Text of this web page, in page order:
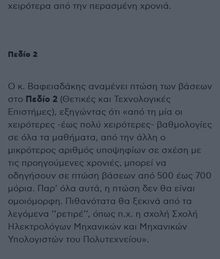
χειρότερα από την περασμένη χρονιά.
Πεδίο 2
Ο κ. Βαφειαδάκης αναμένει πτώση των βάσεων
στο Πεδίο 2 (Θετικές και Τεχνολογικές
Επιστήμες), εξηγώντας ότι «από τη μία οι
χειρότερες -έως πολύ χειρότερες- βαθμολογίες
σε όλα τα μαθήματα, από την άλλη ο
μικρότερος αριθμός υποψηφίων σε σχέση με
τις προηγούμενες χρονιές, μπορεί να
οδηγήσουν σε πτώση βάσεων από 500 έως 700
μόρια. Παρ’ όλα αυτά, η πτώση δεν θα είναι
ομοιόμορφη. Πιθανότατα θα ξεκινά από τα
λεγόμενα ‘’ρετιρέ’’, όπως π.χ. η σχολή Σχολή
Ηλεκτρολόγων Μηχανικών και Μηχανικών
Υπολογιστών του Πολυτεχνείου».